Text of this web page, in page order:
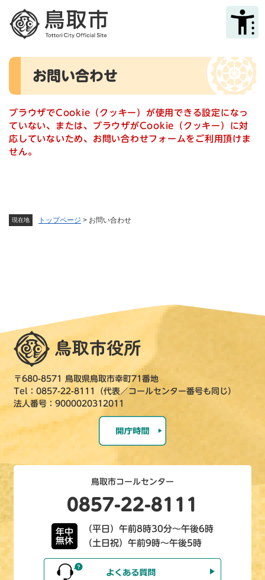
メニューを飛ばして本文へ
現在地 トップページ > お問い合わせ
本
お問い合わせ
ブラウザでCookie（クッキー）が使用できる設定になっ
ていない、または、ブラウザがCookie（クッキー）に対
応していないため、お問い合わせフォームをご利用頂けま
せん。
〒680-8571 鳥取県鳥取市幸町71番地
Tel：0857-22-8111（代表／コールセンター番号も同じ）
法人番号：9000020312011
鳥取市コールセンター
0857-22-8111
年中
無休
（平日）午前8時30分～午後6時
（土日祝）午前9時～午後5時